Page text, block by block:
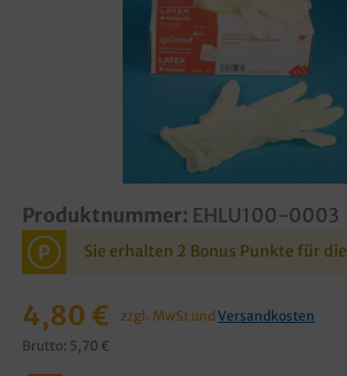
Produktnummer: EHLU100-0003
P Sie erhalten 2 Bonus Punkte für
4,80 € zzgl. MwSt undVersandkosten
Brutto: 5,70 €